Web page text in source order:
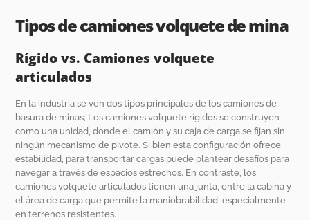
Tipos de camiones volquete de mina
Rígido vs. Camiones volquete
articulados
En la industria se ven dos tipos principales de los camiones de
basura de minas; Los camiones volquete rígidos se construyen
como una unidad, donde el camión y su caja de carga se fijan sin
ningún mecanismo de pivote. Si bien esta configuración ofrece
estabilidad, para transportar cargas puede plantear desafíos para
navegar a través de espacios estrechos. En contraste, los
camiones volquete articulados tienen una junta, entre la cabina y
el área de carga que permite la maniobrabilidad, especialmente
en terrenos resistentes.